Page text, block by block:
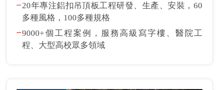
20年專注鋁扣吊頂板工程研發、生產、安裝，60
多種風格，100多種規格
9000+個工程案例，服務高級寫字樓、醫院工
程、大型高校眾多領域